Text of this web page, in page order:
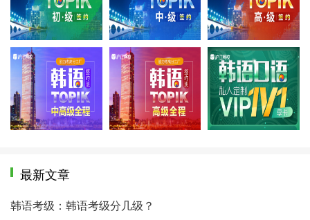
中高级全程 高级全程 口
最新文章
韩语考级：韩语考级分几级？